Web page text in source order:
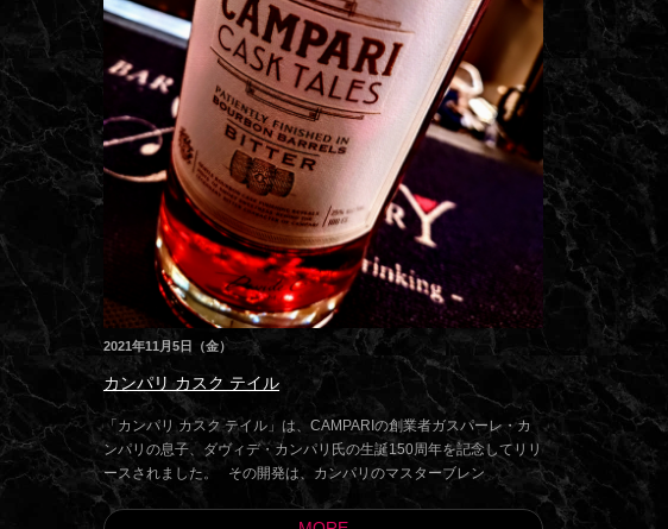
2021年11月5日（金）
カンパリ カスク テイル
「カンパリ カスク テイル」は、CAMPARIの創業者ガスパーレ・カ
ンパリの息子、ダヴィデ・カンパリ氏の生誕150周年を記念してリリ
ースされました。 その開発は、カンパリのマスターブレン